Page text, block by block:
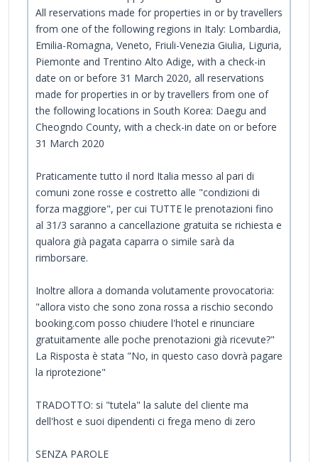
All reservations made for properties in or by travellers
from one of the following regions in Italy: Lombardia,
Emilia-Romagna, Veneto, Friuli-Venezia Giulia, Liguria,
Piemonte and Trentino Alto Adige, with a check-in
date on or before 31 March 2020, all reservations
made for properties in or by travellers from one of
the following locations in South Korea: Daegu and
Cheogndo County, with a check-in date on or before
31 March 2020
Praticamente tutto il nord Italia messo al pari di
comuni zone rosse e costretto alle "condizioni di
forza maggiore", per cui TUTTE le prenotazioni fino
al 31/3 saranno a cancellazione gratuita se richiesta e
qualora già pagata caparra o simile sarà da
rimborsare.
Inoltre allora a domanda volutamente provocatoria:
"allora visto che sono zona rossa a rischio secondo
booking.com posso chiudere l'hotel e rinunciare
gratuitamente alle poche prenotazioni già ricevute?"
La Risposta è stata "No, in questo caso dovrà pagare
la riprotezione"
TRADOTTO: si "tutela" la salute del cliente ma
dell'host e suoi dipendenti ci frega meno di zero
SENZA PAROLE